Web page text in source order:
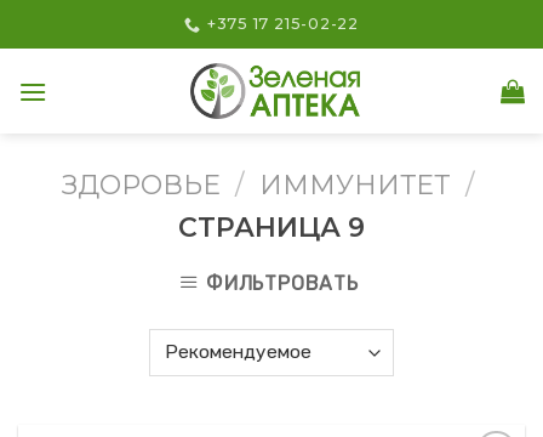
to
+375 17 215-02-22
ЗДОРОВЬЕ / ИММУНИТЕТ /
СТРАНИЦА 9
ФИЛЬТРОВАТЬ